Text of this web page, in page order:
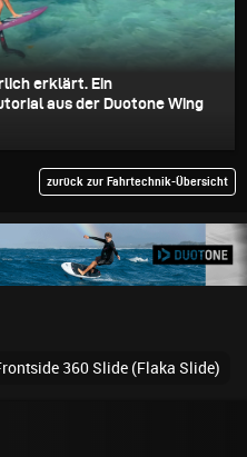
erklärt. Ein
aus der Duotone Wing
zurück zur Fahrtechnik-Übersicht
360 Slide (Flaka Slide)